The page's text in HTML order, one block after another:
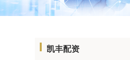
凯丰配资